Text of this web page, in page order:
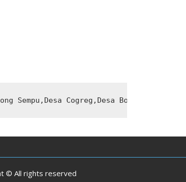
Sempu,Desa Cogreg,Desa Bojong
© All rights reserved